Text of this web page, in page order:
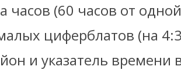
часов (60 часов от
циферблатов (на
и указатель времени